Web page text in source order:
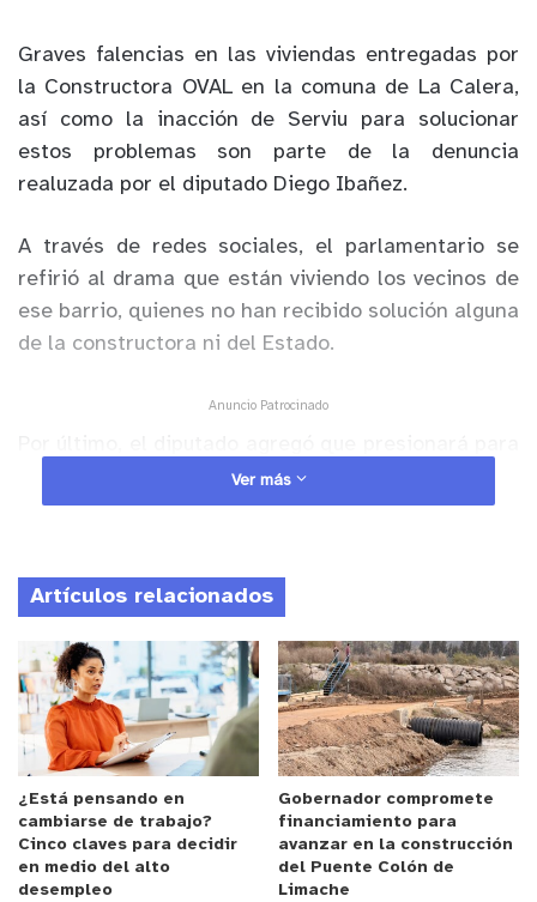
Graves falencias en las viviendas entregadas por
la Constructora OVAL en la comuna de La Calera,
así como la inacción de Serviu para solucionar
estos problemas son parte de la denuncia
realuzada por el diputado Diego Ibañez.
A través de redes sociales, el parlamentario se
refirió al drama que están viviendo los vecinos de
ese barrio, quienes no han recibido solución alguna
de la constructora ni del Estado.
Anuncio Patrocinado
que la empresa no vuelva a prestar servicios al
Estado.
y tú, ¿qué opinas?
Ver más
Artículos relacionados
¿Está pensando en
cambiarse de trabajo?
Cinco claves para decidir
en medio del alto
desempleo
Gobernador compromete
financiamiento para
avanzar en la construcción
del Puente Colón de
Limache